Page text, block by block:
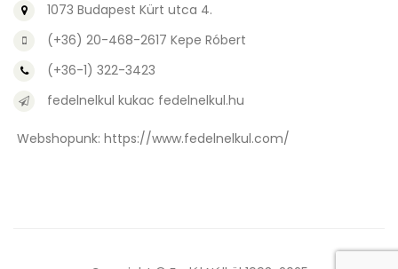
1073 Budapest Kürt utca 4.
(+36) 20-468-2617 Kepe Róbert
(+36-1) 322-3423
fedelnelkul kukac fedelnelkul.hu
Webshopunk: https://www.fedelnelkul.com/